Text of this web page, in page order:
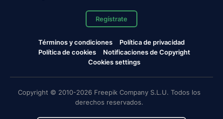
Regístrate
Términos y condiciones
Política de privacidad
Política de cookies
Notificaciones de Copyright
Cookies settings
Copyright © 2010-2026 Freepik Company S.L.U. Todos los
derechos reservados.